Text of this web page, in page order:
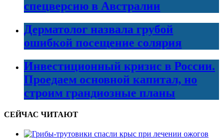
спецверсию в Австралии
Дерматолог назвала грубой
ошибкой посещение солярия
Инвестиционный кризис в России.
Проедаем основной капитал, но
строим грандиозные планы
СЕЙЧАС ЧИТАЮТ